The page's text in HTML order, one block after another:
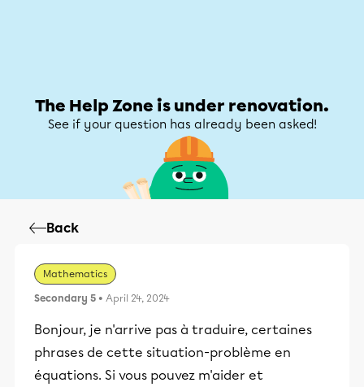
The Help Zone is under renovation.
See if your question has already been asked!
Back
Mathematics
Secondary 5 • April 24, 2024
Bonjour, je n'arrive pas à traduire, certaines
phrases de cette situation-problème en
équations. Si vous pouvez m'aider et